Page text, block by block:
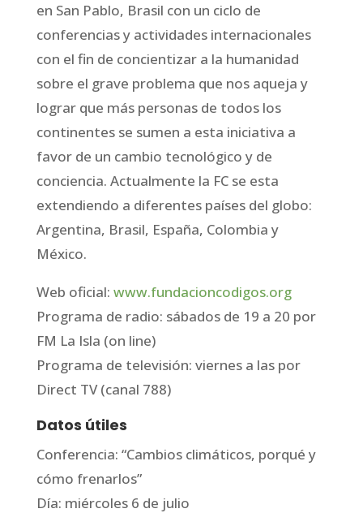
en San Pablo, Brasil con un ciclo de
conferencias y actividades internacionales
con el fin de concientizar a la humanidad
sobre el grave problema que nos aqueja y
lograr que más personas de todos los
continentes se sumen a esta iniciativa a
favor de un cambio tecnológico y de
conciencia. Actualmente la FC se esta
extendiendo a diferentes países del globo:
Argentina, Brasil, España, Colombia y
México.
Web oficial: www.fundacioncodigos.org
Programa de radio: sábados de 19 a 20 por
FM La Isla (on line)
Programa de televisión: viernes a las por
Direct TV (canal 788)
Datos útiles
Conferencia: “Cambios climáticos, porqué y
cómo frenarlos”
Día: miércoles 6 de julio